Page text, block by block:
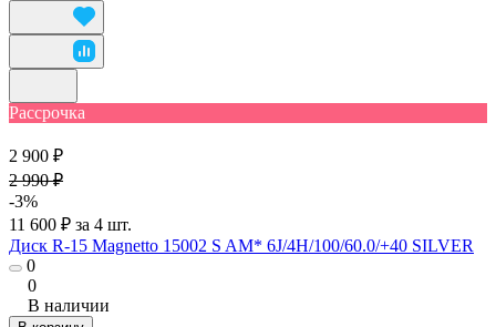
Рассрочка
2 900 ₽
2 990 ₽
-3%
11 600 ₽ за 4 шт.
Диск R-15 Magnetto 15002 S AM* 6J/4H/100/60.0/+40 SILVER
0
0
В наличии